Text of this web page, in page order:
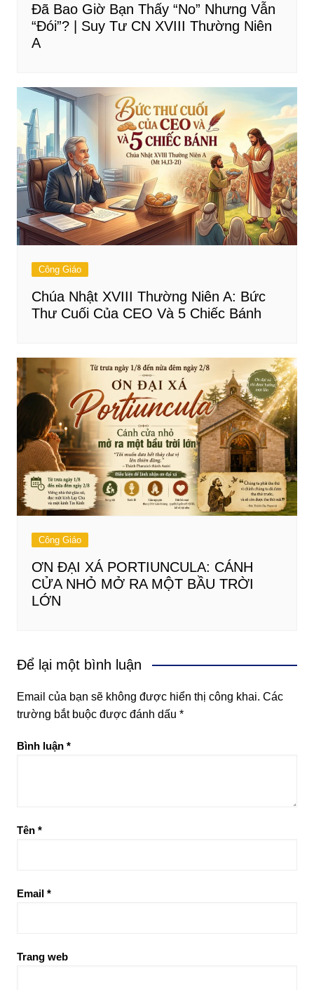
Đã Bao Giờ Bạn Thấy “No” Nhưng Vẫn
“Đói”? | Suy Tư CN XVIII Thường Niên
A
Công Giáo
Chúa Nhật XVIII Thường Niên A: Bức
Thư Cuối Của CEO Và 5 Chiếc Bánh
Công Giáo
ƠN ĐẠI XÁ PORTIUNCULA: CÁNH
CỬA NHỎ MỞ RA MỘT BẦU TRỜI
LỚN
Để lại một bình luận
Email của bạn sẽ không được hiển thị công khai. Các
trường bắt buộc được đánh dấu *
Bình luận *
Tên *
Email *
Trang web